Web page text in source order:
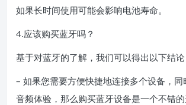
如果长时间使用可能会影响电池寿命。
4.应该购买蓝牙吗？
基于对蓝牙的了解，我们可以得出以下结论
– 如果您需要方便快捷地连接多个设备，
音频体验，那么购买蓝牙设备是一个不错的